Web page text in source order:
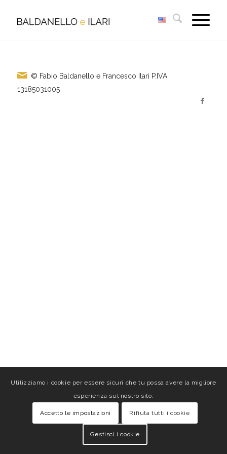
© Fabio Baldanello e Francesco Ilari P.IVA
13185031005
Utilizziamo i cookie per essere sicuri che tu possa avere la migliore
esperienza sul nostro sito.
Accetto le impostazioni Rifiuta tutti i cookie
Gestisci i cookie